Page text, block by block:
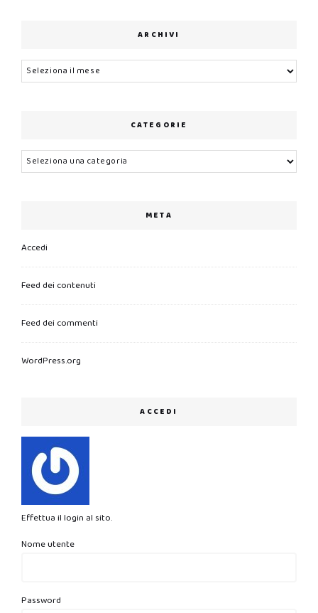
ARCHIVI
Archivi
CATEGORIE
Categorie
META
Accedi
Feed dei contenuti
Feed dei commenti
WordPress.org
ACCEDI
Effettua il login al sito.
Nome utente
Password